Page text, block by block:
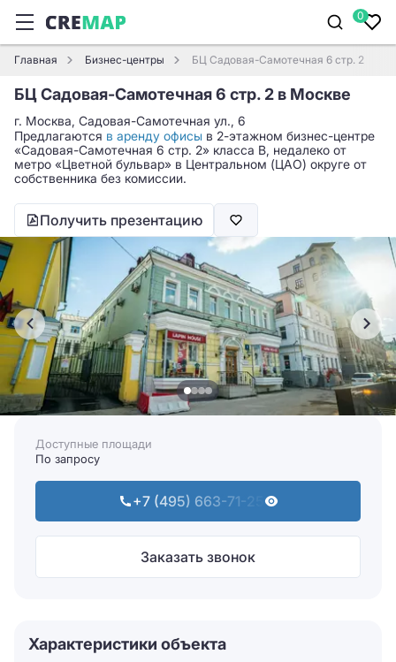
0
Главная Бизнес-центры БЦ Садовая-Самотечная 6 стр. 2
БЦ Садовая-Самотечная 6 стр. 2 в Москве
г. Москва, Садовая-Самотечная ул., 6
Предлагаются в аренду офисы в 2-этажном бизнес-центре
«Садовая-Самотечная 6 стр. 2» класса B, недалеко от
метро «Цветной бульвар» в Центральном (ЦАО) округе от
собственника без комиссии.
Получить презентацию
Доступные площади
По запросу
+7 (495) 663-71-25
Заказать звонок
Характеристики объекта